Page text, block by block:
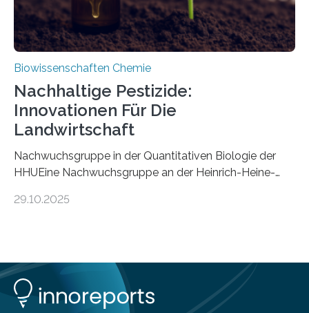
Biowissenschaften Chemie
Nachhaltige Pestizide:
Innovationen Für Die
Landwirtschaft
Nachwuchsgruppe in der Quantitativen Biologie der
HHUEine Nachwuchsgruppe an der Heinrich-Heine-
fünf Jahren erforschen, wie Bakterien auf
Insektenblume. Das Bundesministerium für Forschung,
Technologie und Raumfahrt (BMFTR) fördert das
Projekt im Rahmen der Nationalen
29.10.2025